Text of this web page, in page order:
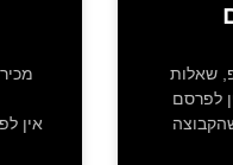
שאלות
לפרסם
אין